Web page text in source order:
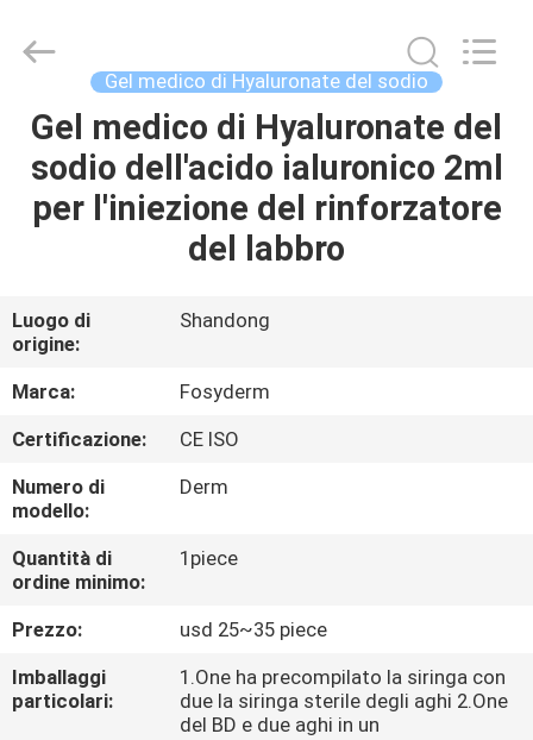
CASA.
PRODOTTI
DI
NOI
VISITA
ALLA
FABBRICA
CONTROLLO
DELLA
QUALITÀ
International
Trading
Rights
Reserved.
Gel medico di Hyaluronate del sodio
Gel medico di Hyaluronate del
sodio dell'acido ialuronico 2ml
per l'iniezione del rinforzatore
del labbro
Luogo di
origine:
Shandong
Marca:
Fosyderm
Certificazione:
CE ISO
Numero di
modello:
Derm
Quantità di
ordine minimo:
1piece
Prezzo:
usd 25~35 piece
Imballaggi
particolari:
1.One ha precompilato la siringa con
due la siringa sterile degli aghi 2.One
del BD e due aghi in un